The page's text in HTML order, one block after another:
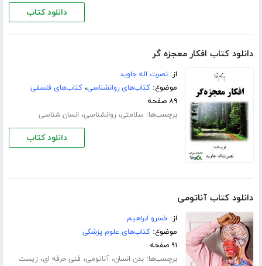
دانلود کتاب
دانلود کتاب افکار معجزه گر
از:نصرت اله جاوید
موضوع:کتاب‌های روانشناسی،کتاب‌های فلسفی
۸۹ صفحه
برچسب‌ها: سلامتی،روانشناسی، انسان شناسی
دانلود کتاب
دانلود کتاب آناتومی
از:خسرو ابراهیم
موضوع:کتاب‌های علوم پزشکی
۹۱ صفحه
برچسب‌ها:بدن انسان،آناتومی، فنی حرفه ای، زیست